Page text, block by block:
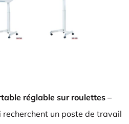
réglable sur roulettes –
un poste de travail